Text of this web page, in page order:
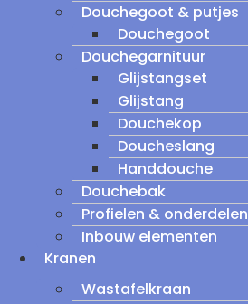
Douchegoot & putjes
Douchegoot
Douchegarnituur
Glijstangset
Glijstang
Douchekop
Doucheslang
Handdouche
Douchebak
Profielen & onderdelen
Inbouw elementen
Kranen
Wastafelkraan